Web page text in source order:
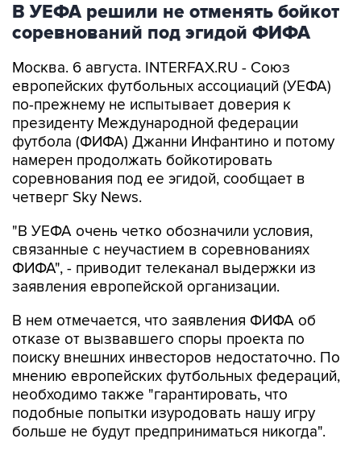
В УЕФА решили не отменять бойкот
соревнований под эгидой ФИФА
Москва. 6 августа. INTERFAX.RU - Союз
европейских футбольных ассоциаций (УЕФА)
по-прежнему не испытывает доверия к
президенту Международной федерации
футбола (ФИФА) Джанни Инфантино и потому
намерен продолжать бойкотировать
соревнования под ее эгидой, сообщает в
четверг Sky News.
"В УЕФА очень четко обозначили условия,
связанные с неучастием в соревнованиях
ФИФА", - приводит телеканал выдержки из
заявления европейской организации.
В нем отмечается, что заявления ФИФА об
отказе от вызвавшего споры проекта по
поиску внешних инвесторов недостаточно. По
мнению европейских футбольных федераций,
необходимо также "гарантировать, что
подобные попытки изуродовать нашу игру
больше не будут предприниматься никогда".